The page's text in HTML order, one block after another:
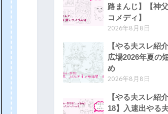
路まんじ】【神
コメディ】
2026年8月8日
【やる夫スレ紹
広場2026年夏の
め
2026年8月8日
【やる夫スレ紹
18】入速出やる